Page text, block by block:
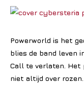
Powerworld is het
blies de band leven
Call te verlaten. Het
niet altijd over